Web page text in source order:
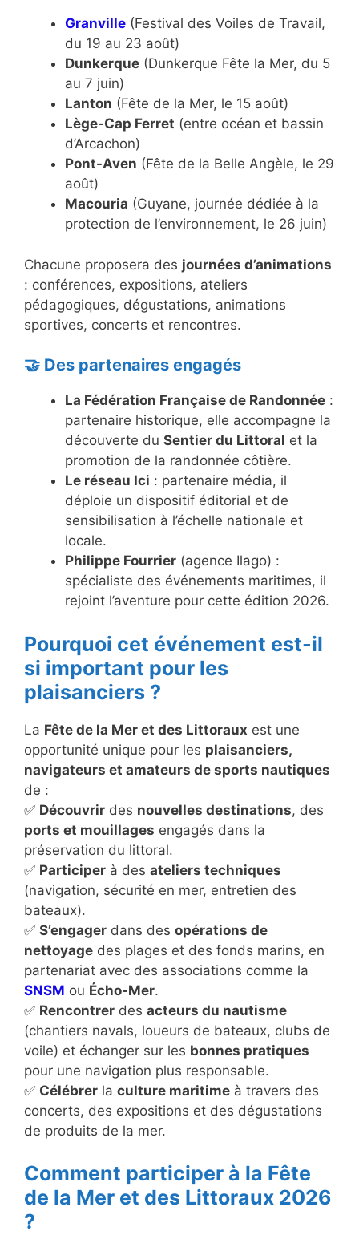
Granville (Festival des Voiles de Travail,
du 19 au 23 août)
Dunkerque (Dunkerque Fête la Mer, du 5
au 7 juin)
Lanton (Fête de la Mer, le 15 août)
Lège-Cap Ferret (entre océan et bassin
d’Arcachon)
Pont-Aven (Fête de la Belle Angèle, le 29
août)
Macouria (Guyane, journée dédiée à la
protection de l’environnement, le 26 juin)
Chacune proposera des journées d’animations
: conférences, expositions, ateliers
pédagogiques, dégustations, animations
sportives, concerts et rencontres.
🤝 Des partenaires engagés
La Fédération Française de Randonnée :
partenaire historique, elle accompagne la
découverte du Sentier du Littoral et la
promotion de la randonnée côtière.
Le réseau Ici : partenaire média, il
déploie un dispositif éditorial et de
sensibilisation à l’échelle nationale et
locale.
Philippe Fourrier (agence Ilago) :
spécialiste des événements maritimes, il
rejoint l’aventure pour cette édition 2026.
Pourquoi cet événement est-il
si important pour les
plaisanciers ?
La Fête de la Mer et des Littoraux est une
opportunité unique pour les plaisanciers,
navigateurs et amateurs de sports nautiques
de :
✅ Découvrir des nouvelles destinations, des
ports et mouillages engagés dans la
préservation du littoral.
✅ Participer à des ateliers techniques
(navigation, sécurité en mer, entretien des
bateaux).
✅ S’engager dans des opérations de
nettoyage des plages et des fonds marins, en
partenariat avec des associations comme la
SNSM ou Écho-Mer.
✅ Rencontrer des acteurs du nautisme
(chantiers navals, loueurs de bateaux, clubs de
voile) et échanger sur les bonnes pratiques
pour une navigation plus responsable.
✅ Célébrer la culture maritime à travers des
concerts, des expositions et des dégustations
de produits de la mer.
Comment participer à la Fête
de la Mer et des Littoraux 2026
?